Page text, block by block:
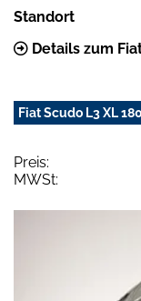
Standort
Details zum
Fiat Scudo L3 XL
Preis:
MWSt: